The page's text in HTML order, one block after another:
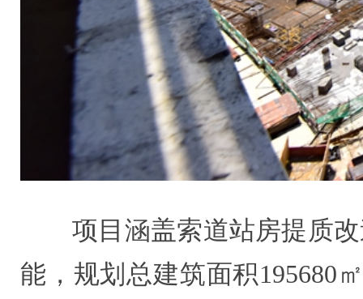
项目涵盖索道站房提质
能，规划总建筑面积195680